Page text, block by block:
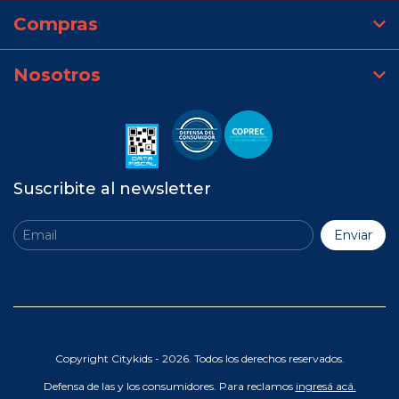
Compras
Nosotros
Suscribite al newsletter
Copyright Citykids - 2026. Todos los derechos reservados.
Defensa de las y los consumidores. Para reclamos ingresá acá.